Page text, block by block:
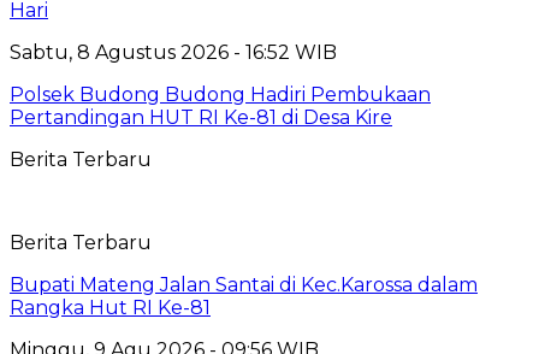
Hari
Sabtu, 8 Agustus 2026 - 16:52 WIB
Polsek Budong Budong Hadiri Pembukaan
Pertandingan HUT RI Ke-81 di Desa Kire
Berita Terbaru
Berita Terbaru
Bupati Mateng Jalan Santai di Kec.Karossa dalam
Rangka Hut RI Ke-81
Minggu, 9 Agu 2026 - 09:56 WIB